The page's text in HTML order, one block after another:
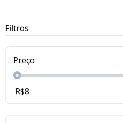
Filtros
Preço
R$8